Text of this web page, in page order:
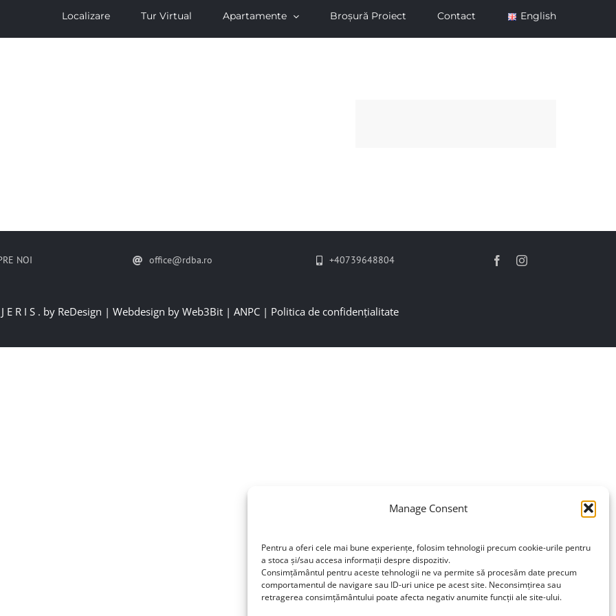
Manage Consent
Pentru a oferi cele mai bune experiențe, folosim tehnologii precum cookie-urile pentru
a stoca și/sau accesa informații despre dispozitiv.
Consimțământul pentru aceste tehnologii ne va permite să procesăm date precum
comportamentul de navigare sau ID-uri unice pe acest site. Neconsimțirea sau
retragerea consimțământului poate afecta negativ anumite funcții ale site-ului.
Localizare Tur Virtual Apartamente Broșură Proiect Contact English
NOI office@rdba.ro +40739648804
E R I S . by ReDesign | Webdesign byWeb3Bit |ANPC | Politica de confidențialitate